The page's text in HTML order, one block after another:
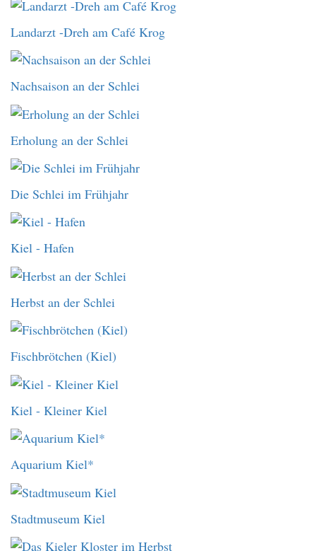
Landarzt -Dreh am Café Krog
Nachsaison an der Schlei
Erholung an der Schlei
Die Schlei im Frühjahr
Kiel - Hafen
Herbst an der Schlei
Fischbrötchen (Kiel)
Kiel - Kleiner Kiel
Aquarium Kiel*
Stadtmuseum Kiel